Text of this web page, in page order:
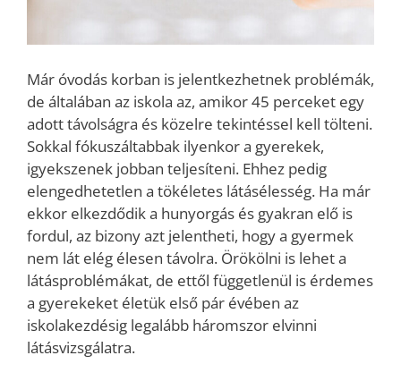
Már óvodás korban is jelentkezhetnek problémák,
de általában az iskola az, amikor 45 perceket egy
adott távolságra és közelre tekintéssel kell tölteni.
Sokkal fókuszáltabbak ilyenkor a gyerekek,
igyekszenek jobban teljesíteni. Ehhez pedig
elengedhetetlen a tökéletes látásélesség. Ha már
ekkor elkezdődik a hunyorgás és gyakran elő is
fordul, az bizony azt jelentheti, hogy a gyermek
nem lát elég élesen távolra. Örökölni is lehet a
látásproblémákat, de ettől függetlenül is érdemes
a gyerekeket életük első pár évében az
iskolakezdésig legalább háromszor elvinni
látásvizsgálatra.